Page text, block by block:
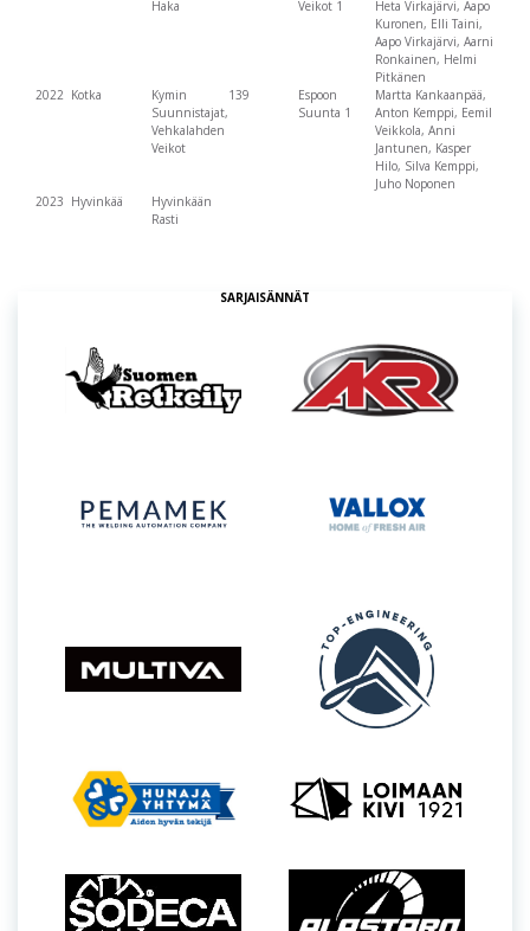
Haka
Veikot 1
Heta Virkajärvi, Aapo
Kuronen, Elli Taini,
Aapo Virkajärvi, Aarni
Ronkainen, Helmi
Pitkänen
2022 Kotka
Kymin
Suunnistajat,
Vehkalahden
Veikot
139
Espoon
Suunta 1
Martta Kankaanpää,
Anton Kemppi, Eemil
Veikkola, Anni
Jantunen, Kasper
Hilo, Silva Kemppi,
Juho Noponen
2023 Hyvinkää
Hyvinkään
Rasti
SARJAISÄNNÄT